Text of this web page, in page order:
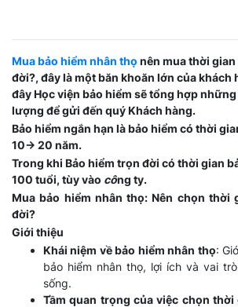
Mua bảo hiểm nhân thọ nên mua thời
đời?, đây là một băn khoăn lớn của khách
đây Học viện bảo hiểm sẽ tổng hợp
lượng để gửi đến quý Khách hàng.
Bảo hiểm ngắn hạn là bảo hiểm có thời
10-> 20 năm.
Trong khi Bảo hiểm trọn đời có thời gian
100 tuổi, tùy vào công ty.
Mua bảo hiểm nhân thọ: Nên chọn thời
đời?
Giới thiệu
Khái niệm về bảo hiểm nhân thọ:
bảo hiểm nhân thọ, lợi ích và vai
sống.
Tầm quan trọng của việc chọn thời